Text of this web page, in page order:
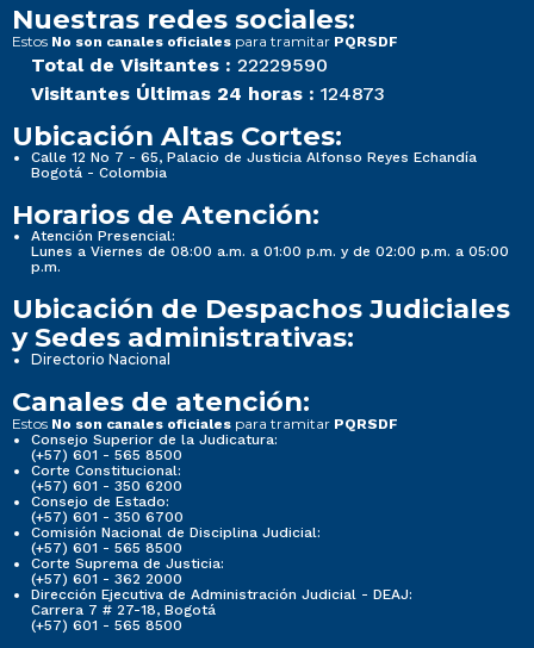
Nuestras redes sociales:
Estos No son canales oficiales para tramitar PQRSDF
Total de Visitantes : 22229590
Visitantes Últimas 24 horas : 124873
Ubicación Altas Cortes:
Calle 12 No 7 - 65, Palacio de Justicia Alfonso Reyes Echandía
Bogotá - Colombia
Horarios de Atención:
Atención Presencial:
Lunes a Viernes de 08:00 a.m. a 01:00 p.m. y de 02:00 p.m. a 05:00
p.m.
Ubicación de Despachos Judiciales
y Sedes administrativas:
Directorio Nacional
Canales de atención:
Estos No son canales oficiales para tramitar PQRSDF
Consejo Superior de la Judicatura:
(+57) 601 - 565 8500
Corte Constitucional:
(+57) 601 - 350 6200
Consejo de Estado:
(+57) 601 - 350 6700
Comisión Nacional de Disciplina Judicial:
(+57) 601 - 565 8500
Corte Suprema de Justicia:
(+57) 601 - 362 2000
Dirección Ejecutiva de Administración Judicial - DEAJ:
Carrera 7 # 27-18, Bogotá
(+57) 601 - 565 8500